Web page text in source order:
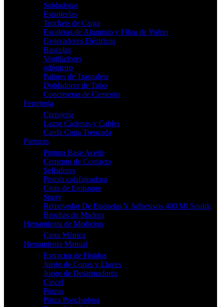
Soldadoras
Estanterías
Trockets de Carga
Escaleras de Aluminio y Fibra de Vidrio
Generadores Eléctricos
Basculas
Ventiladores
odómetro
Patines de Traspaleta
Dobladores de Tubo
Concreteras de Cemento
Ferretería
Cerrajería
Lazos Cadenas y Cables
Carda Copa Trenzada
Pinturas
Pintura Base Aceite
Cemento de Contacto
Selladores
Pistola calafateadora
Cinta de Empaque
Spray
Removedor De Etiquetas Y Adhesivos 400 Ml Squirk
Brochas de Madera
Herramienta de Medicion
Cinta Métrica
Herramienta Manual
Extractor de Fluidos
Juego de Copas y Llaves
Juego de Desarmadores
Cincel
Pinzas
Pinza Ponchadora